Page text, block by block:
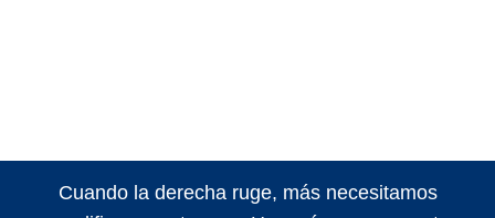
Cuando la derecha ruge, más necesitamos